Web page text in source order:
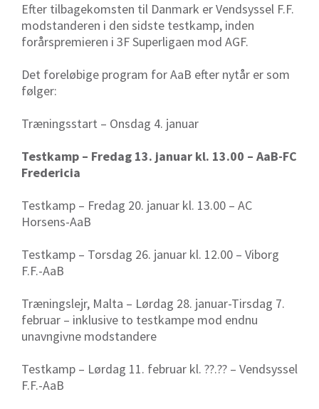
Efter tilbagekomsten til Danmark er Vendsyssel F.F.
modstanderen i den sidste testkamp, inden
forårspremieren i 3F Superligaen mod AGF.
Det foreløbige program for AaB efter nytår er som
følger:
Træningsstart – Onsdag 4. januar
Testkamp – Fredag 13. januar kl. 13.00 – AaB-FC
Fredericia
Testkamp – Fredag 20. januar kl. 13.00 – AC
Horsens-AaB
Testkamp – Torsdag 26. januar kl. 12.00 – Viborg
F.F.-AaB
Træningslejr, Malta – Lørdag 28. januar-Tirsdag 7.
februar – inklusive to testkampe mod endnu
unavngivne modstandere
Testkamp – Lørdag 11. februar kl. ??.?? – Vendsyssel
F.F.-AaB